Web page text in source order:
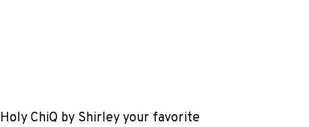
Holy ChiQ by Shirley your favorite